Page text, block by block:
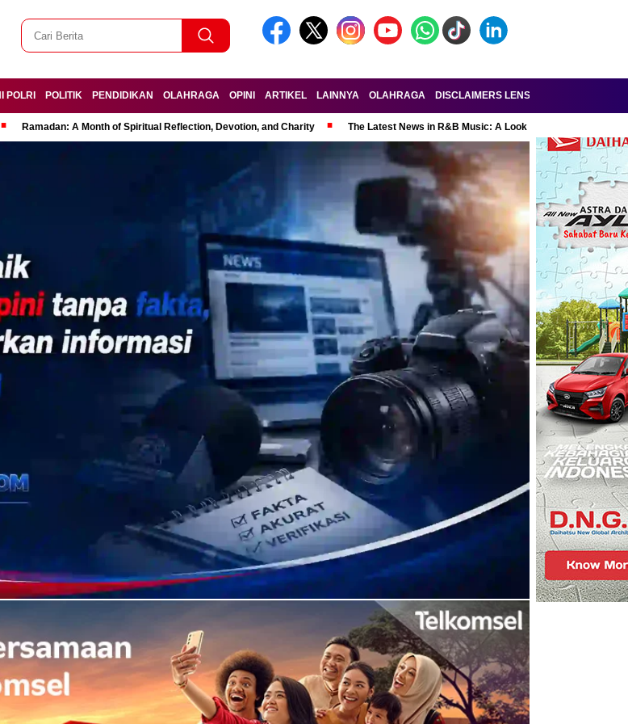
POLRI POLITIK PENDIDIKAN OLAHRAGA OPINI ARTIKEL LAINNYA OLAHRAGA DISCLAIMERS LENSA-RAKYAT.COM
Ramadan: A Month of Spiritual Reflection, Devotion, and Charity The Latest News in R&B Music: A Look at Super Bowl